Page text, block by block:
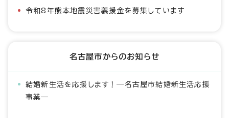
令和8年熊本地震災害義援金を募集しています
名古屋市からのお知らせ
結婚新生活を応援します！―名古屋市結婚新生活応援
事業―